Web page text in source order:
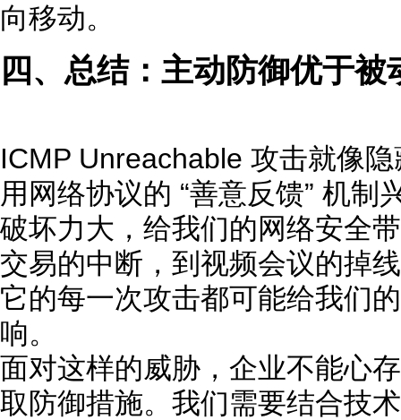
向移动。
四、总结：主动防御优于被
ICMP Unreachable 攻击就像
用网络协议的 “善意反馈” 机制
破坏力大，给我们的网络安全
交易的中断，到视频会议的掉
它的每一次攻击都可能给我们
响。
面对这样的威胁，企业不能心
取防御措施。我们需要结合技